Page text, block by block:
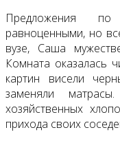
Предложения
равноценными, но
вузе, Саша
Комната оказалась
картин висели
заменяли
хозяйственных
прихода своих